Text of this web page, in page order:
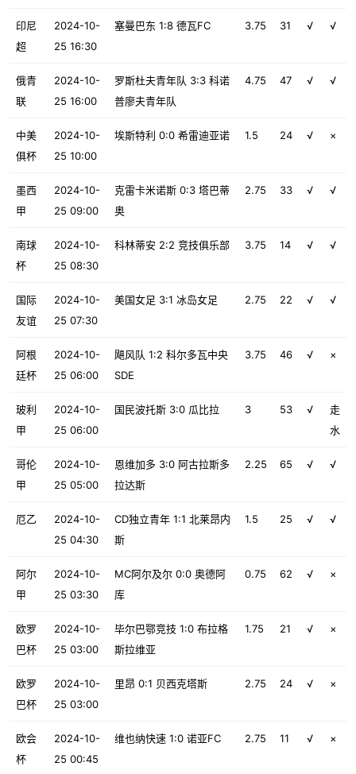
印尼
超
2024-10-
25 16:30
塞曼巴东 1:8 德瓦FC 3.75 31 √ √
俄青
联
2024-10-
25 16:00
罗斯杜夫青年队 3:3 科诺
普廖夫青年队
4.75 47 √ √
中美
俱杯
2024-10-
25 10:00
埃斯特利 0:0 希雷迪亚诺 1.5 24 √ ×
墨西
甲
2024-10-
25 09:00
克雷卡米诺斯 0:3 塔巴蒂
奥
2.75 33 √ √
南球
杯
2024-10-
25 08:30
科林蒂安 2:2 竞技俱乐部 3.75 14 √ √
国际
友谊
2024-10-
25 07:30
美国女足 3:1 冰岛女足 2.75 22 √ √
阿根
廷杯
2024-10-
25 06:00
飓风队 1:2 科尔多瓦中央
SDE
3.75 46 √ ×
玻利
甲
2024-10-
25 06:00
国民波托斯 3:0 瓜比拉 3 53 √
走
水
哥伦
甲
2024-10-
25 05:00
恩维加多 3:0 阿古拉斯多
拉达斯
2.25 65 √ √
厄乙
2024-10-
25 04:30
CD独立青年 1:1 北莱昂内
斯
1.5 25 √ √
阿尔
甲
2024-10-
25 03:30
MC阿尔及尔 0:0 奥德阿
库
0.75 62 √ ×
欧罗
巴杯
2024-10-
25 03:00
毕尔巴鄂竞技 1:0 布拉格
斯拉维亚
1.75 21 √ ×
欧罗
巴杯
2024-10-
25 03:00
里昂 0:1 贝西克塔斯 2.75 24 √ ×
欧会
杯
2024-10-
25 00:45
维也纳快速 1:0 诺亚FC 2.75 11 √ ×